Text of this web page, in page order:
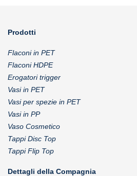
Prodotti
Flaconi in PET
Flaconi HDPE
Erogatori trigger
Vasi in PET
Vasi per spezie in PET
Vasi in PP
Vaso Cosmetico
Tappi Disc Top
Tappi Flip Top
Dettagli della Compagnia